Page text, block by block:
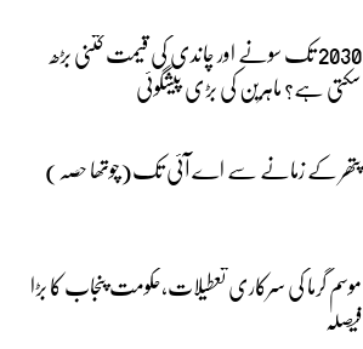
2030 تک سونے اور چاندی کی قیمت کتنی بڑھ
سکتی ہے؟ ماہرین کی بڑی پیشگوئی
پتھر کے زمانے سے اے آئی تک(چوتھا حصہ)
موسم گرما کی سرکاری تعطیلات،حکومت پنجاب کا بڑا
فیصلہ